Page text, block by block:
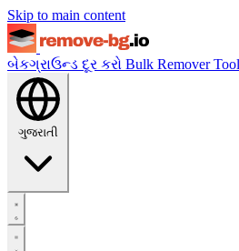
Skip to main content
બેકગ્રાઉન્ડ દૂર કરો Bulk Remover
ગુજરાતી